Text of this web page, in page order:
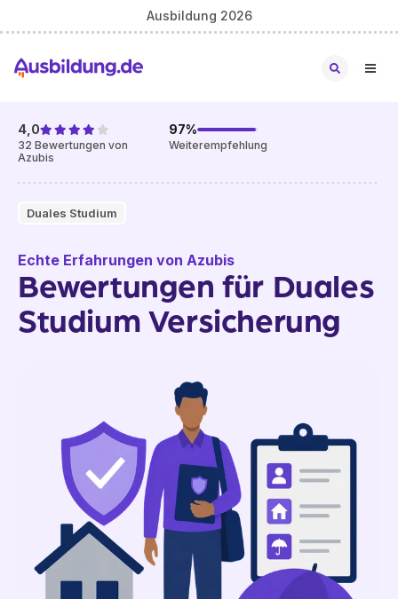
Ausbildung 2026
Duales Studium
4,0
32 Bewertungen von
Azubis
97%
Weiterempfehlung
Echte Erfahrungen von Azubis
Bewertungen für Duales
Studium Versicherung